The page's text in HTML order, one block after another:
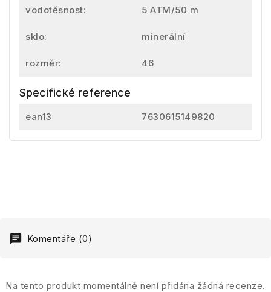
vodotěsnost: 5 ATM/50 m
sklo: minerální
rozměr: 46
Specifické reference
ean13 7630615149820
Komentáře (0)
Na tento produkt momentálně není přidána žádná recenze.